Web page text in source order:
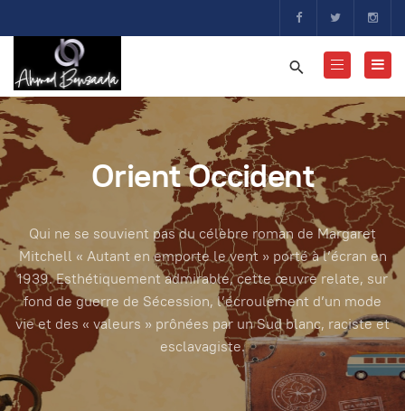
Orient Occident
Qui ne se souvient pas du célèbre roman de Margaret
Mitchell « Autant en emporte le vent » porté à l’écran en
1939. Esthétiquement admirable, cette œuvre relate, sur
fond de guerre de Sécession, l’écroulement d’un mode
vie et des « valeurs » prônées par un Sud blanc, raciste et
esclavagiste.